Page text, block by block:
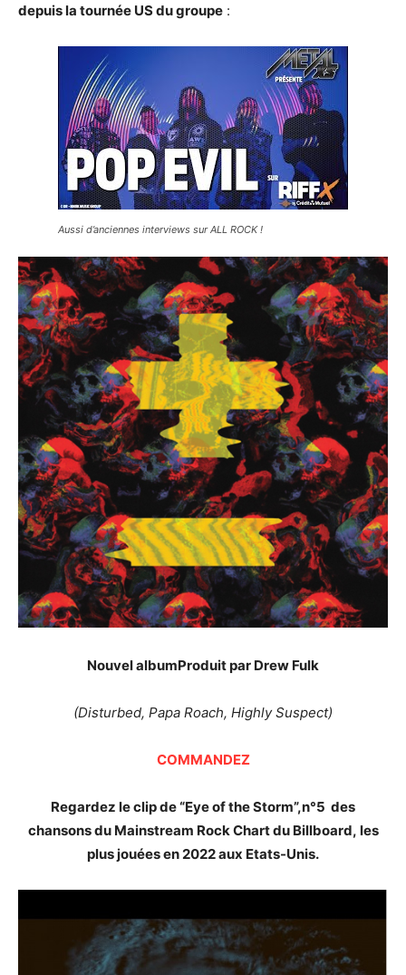
depuis la tournée US du groupe :
Aussi d’anciennes interviews sur ALL ROCK !
Nouvel albumProduit par Drew Fulk
(Disturbed, Papa Roach, Highly Suspect)
COMMANDEZ
Regardez le clip de “Eye of the Storm”,n°5 des
chansons du Mainstream Rock Chart du Billboard, les
plus jouées en 2022 aux Etats-Unis.